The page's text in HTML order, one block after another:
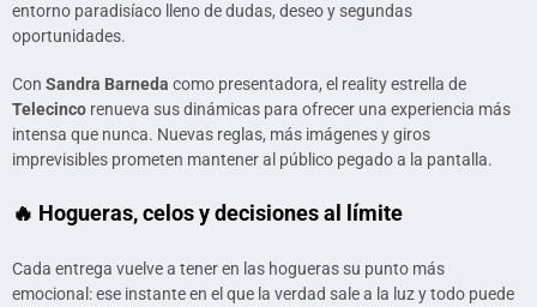
entorno paradisíaco lleno de dudas, deseo y segundas
oportunidades.
Con Sandra Barneda como presentadora, el reality estrella de
Telecinco renueva sus dinámicas para ofrecer una experiencia más
intensa que nunca. Nuevas reglas, más imágenes y giros
imprevisibles prometen mantener al público pegado a la pantalla.
🔥 Hogueras, celos y decisiones al límite
Cada entrega vuelve a tener en las hogueras su punto más
emocional: ese instante en el que la verdad sale a la luz y todo puede